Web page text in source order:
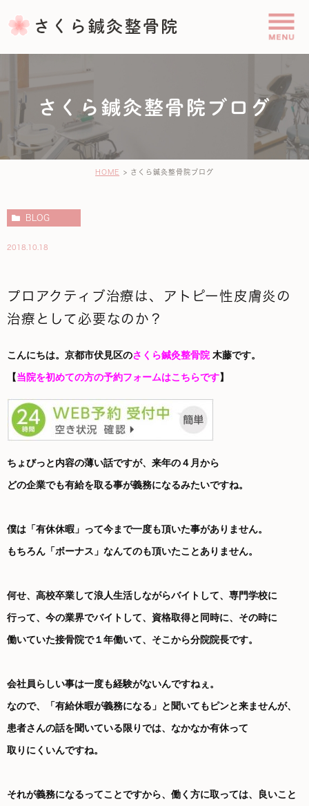
さくら鍼灸整骨院ブログ
HOME さくら鍼灸整骨院ブログ
BLOG
2018.10.18
プロアクティブ治療は、アトピー性皮膚炎の
治療として必要なのか？
こんにちは。京都市伏見区のさくら鍼灸整骨院木藤です。
【当院を初めての方の予約フォームはこちらです】
ちょびっと内容の薄い話ですが、来年の４月から
どの企業でも有給を取る事が義務になるみたいですね。
僕は「有休休暇」って今まで一度も頂いた事がありません。
もちろん「ボーナス」なんてのも頂いたことありません。
何せ、高校卒業して浪人生活しながらバイトして、専門学校に
行って、今の業界でバイトして、資格取得と同時に、その時に
働いていた接骨院で１年働いて、そこから分院院長です。
会社員らしい事は一度も経験がないんですねぇ。
なので、「有給休暇が義務になる」と聞いてもピンと来ませんが、
患者さんの話を聞いている限りでは、なかなか有休って
取りにくいんですね。
それが義務になるってことですから、働く方に取っては、良いこと